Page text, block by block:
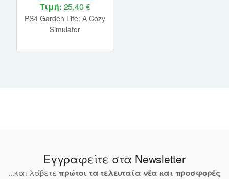
Τιμή: 25,40 €
PS4 Garden Life: A Cozy
Simulator
Εγγραφείτε στα Newsletter
...και λάβετε πρώτοι τα τελευταία νέα και προσφορές